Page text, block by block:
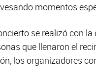
momentos
se realizó con
que llenaron el
los organizadores